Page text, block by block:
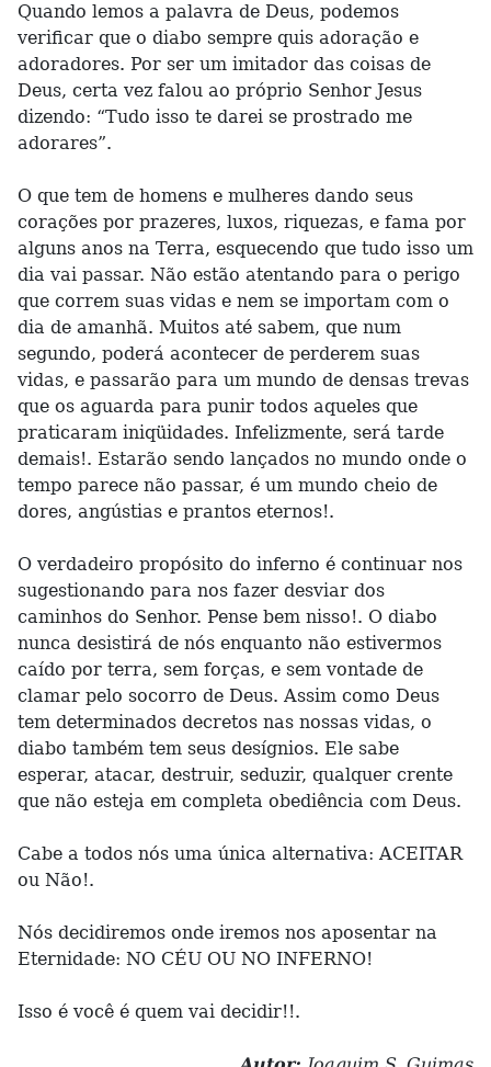
Quando lemos a palavra de Deus, podemos
verificar que o diabo sempre quis adoração e
adoradores. Por ser um imitador das coisas de
Deus, certa vez falou ao próprio Senhor Jesus
dizendo: “Tudo isso te darei se prostrado me
adorares”.
O que tem de homens e mulheres dando seus
corações por prazeres, luxos, riquezas, e fama por
alguns anos na Terra, esquecendo que tudo isso um
dia vai passar. Não estão atentando para o perigo
que correm suas vidas e nem se importam com o
dia de amanhã. Muitos até sabem, que num
segundo, poderá acontecer de perderem suas
vidas, e passarão para um mundo de densas trevas
que os aguarda para punir todos aqueles que
praticaram iniqüidades. Infelizmente, será tarde
demais!. Estarão sendo lançados no mundo onde o
tempo parece não passar, é um mundo cheio de
dores, angústias e prantos eternos!.
O verdadeiro propósito do inferno é continuar nos
sugestionando para nos fazer desviar dos
caminhos do Senhor. Pense bem nisso!. O diabo
nunca desistirá de nós enquanto não estivermos
caído por terra, sem forças, e sem vontade de
clamar pelo socorro de Deus. Assim como Deus
tem determinados decretos nas nossas vidas, o
diabo também tem seus desígnios. Ele sabe
esperar, atacar, destruir, seduzir, qualquer crente
que não esteja em completa obediência com Deus.
Cabe a todos nós uma única alternativa: ACEITAR
ou Não!.
Nós decidiremos onde iremos nos aposentar na
Eternidade: NO CÉU OU NO INFERNO!
Isso é você é quem vai decidir!!.